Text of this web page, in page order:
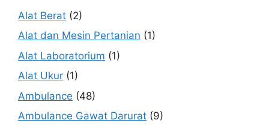
Alat Berat (2)
Alat dan Mesin Pertanian (1)
Alat Laboratorium (1)
Alat Ukur (1)
Ambulance (48)
Ambulance Gawat Darurat (9)